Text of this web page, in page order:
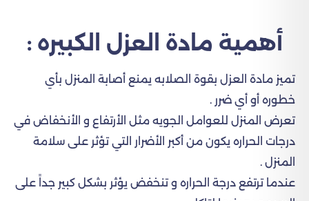
أهمية مادة العزل الكبيره :
تميز مادة العزل بقوة الصلابه يمنع أصابة المنزل بأي
خطوره أو أي ضرر .
تعرض المنزل للعوامل الجويه مثل الأرتفاع و الأنخفاض في
درجات الحراره يكون من أكبر الأضرار التي تؤثر على سلامة
المنزل .
عندما ترتفع درجة الحراره و تنخفض يؤثر بشكل كبير جداً على